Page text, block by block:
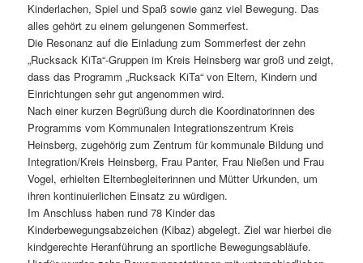
Kinderlachen, Spiel und Spaß sowie ganz viel Bewegung. Das
alles gehört zu einem gelungenen Sommerfest.
Die Resonanz auf die Einladung zum Sommerfest der zehn
„Rucksack KiTa“-Gruppen im Kreis Heinsberg war groß und zeigt,
dass das Programm „Rucksack KiTa“ von Eltern, Kindern und
Einrichtungen sehr gut angenommen wird.
Nach einer kurzen Begrüßung durch die Koordinatorinnen des
Programms vom Kommunalen Integrationszentrum Kreis
Heinsberg, zugehörig zum Zentrum für kommunale Bildung und
Integration/Kreis Heinsberg, Frau Panter, Frau Nießen und Frau
Vogel, erhielten Elternbegleiterinnen und Mütter Urkunden, um
ihren kontinuierlichen Einsatz zu würdigen.
Im Anschluss haben rund 78 Kinder das
Kinderbewegungsabzeichen (Kibaz) abgelegt. Ziel war hierbei die
kindgerechte Heranführung an sportliche Bewegungsabläufe.